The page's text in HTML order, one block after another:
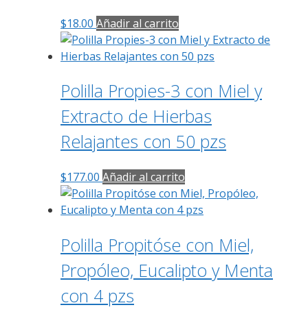
$18.00 Añadir al carrito
Polilla Propies-3 con Miel y
Extracto de Hierbas
Relajantes con 50 pzs
$177.00 Añadir al carrito
Polilla Propitóse con Miel,
Propóleo, Eucalipto y Menta
con 4 pzs